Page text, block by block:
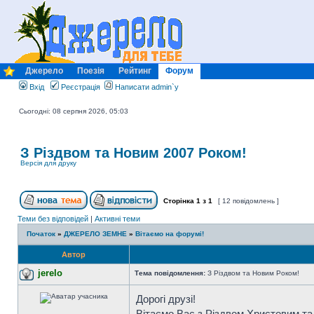
Джерело Поезія Рейтинг Форум
Вхід Реєстрація Написати admin`у
Сьогодні: 08 серпня 2026, 05:03
З Різдвом та Новим 2007 Роком!
Версія для друку
Сторінка 1 з 1 [ 12 повідомлень ]
Теми без відповідей | Активні теми
Початок » ДЖЕРЕЛО ЗЕМНЕ » Вітаємо на форумі!
Автор
jerelo Тема повідомлення: З Різдвом та Новим Роком!
Дорогі друзі!